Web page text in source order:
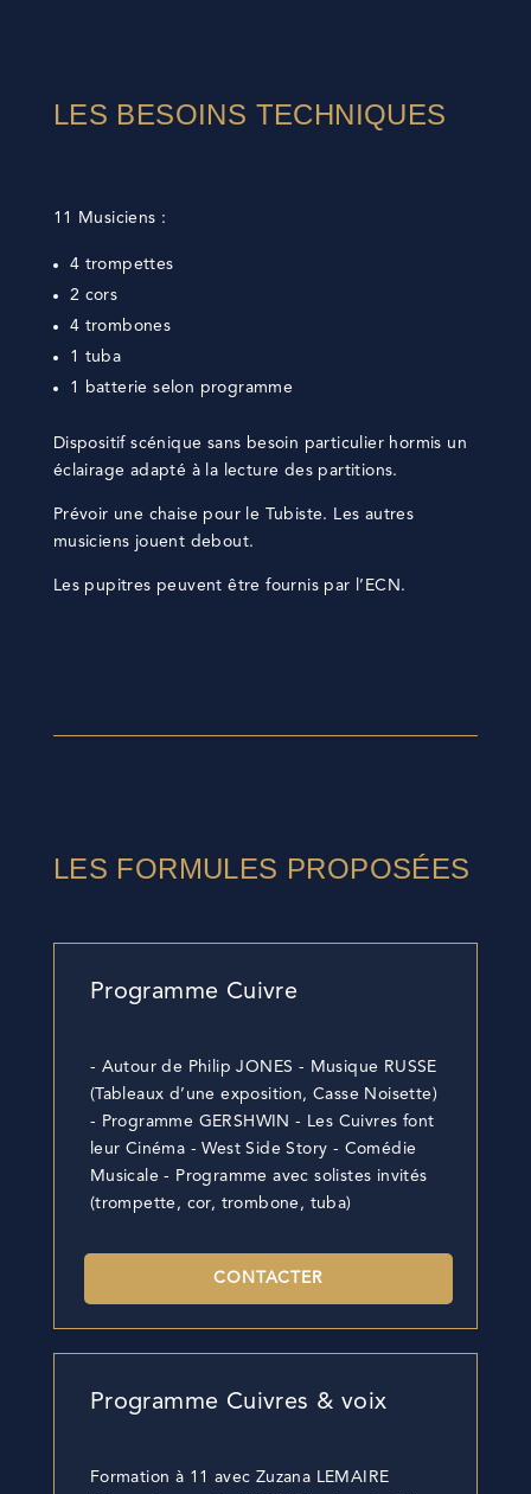
LES BESOINS TECHNIQUES
11 Musiciens :
4 trompettes
2 cors
4 trombones
1 tuba
1 batterie selon programme
Dispositif scénique sans besoin particulier hormis un
éclairage adapté à la lecture des partitions.
Prévoir une chaise pour le Tubiste. Les autres
musiciens jouent debout.
Les pupitres peuvent être fournis par l’ECN.
LES FORMULES PROPOSÉES
Programme Cuivre
- Autour de Philip JONES - Musique RUSSE
(Tableaux d’une exposition, Casse Noisette)
- Programme GERSHWIN - Les Cuivres font
leur Cinéma - West Side Story - Comédie
Musicale - Programme avec solistes invités
(trompette, cor, trombone, tuba)
CONTACTER
Programme Cuivres & voix
Formation à 11 avec Zuzana LEMAIRE